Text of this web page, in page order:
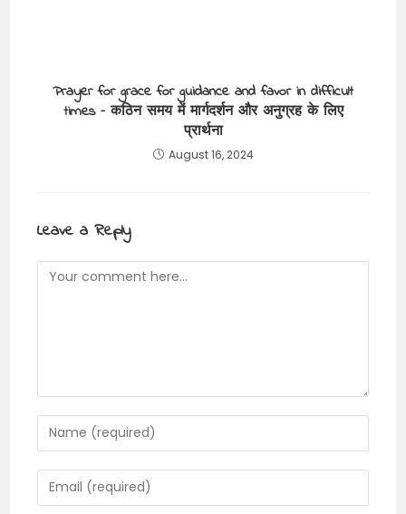
Prayer for grace for guidance and favor in difficult
times – कठिन समय में मार्गदर्शन और अनुग्रह के लिए
प्रार्थना
August 16, 2024
Leave a Reply
Comment
Enter
your
name
or
Enter
your